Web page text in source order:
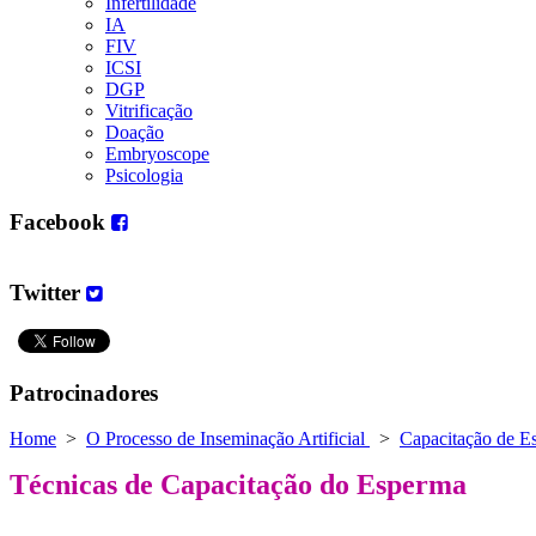
IA
FIV
ICSI
DGP
Vitrificação
Doação
Embryoscope
Psicologia
Facebook
Twitter
Patrocinadores
Home > O Processo de Inseminação Artificial > Capacitação de
Técnicas de Capacitação do Esperma